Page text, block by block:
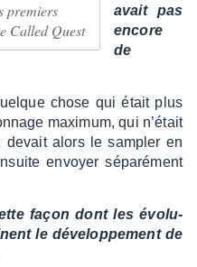
premiers
Called Quest
avait pas
encore
de
chose qui était plus
maxi­mum, qui n’était
devait alors le sampler en
envoyer sépa­ré­ment
façon dont les évolu­
le déve­lop­pe­ment de